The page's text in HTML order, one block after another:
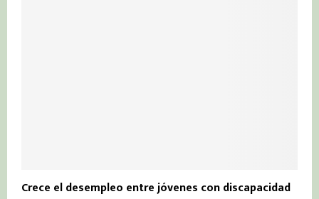
Crece el desempleo entre jóvenes con discapacidad